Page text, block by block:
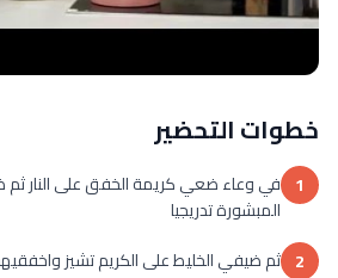
خطوات التحضير
1 في وعاء ضعي كريمة الخفق على النار ثم
المبشورة تدريجيا
2 ثم ضيفي الخليط على الكريم تشيز